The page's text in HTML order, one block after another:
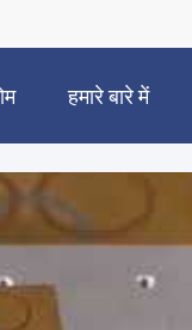
हमारे बारे में